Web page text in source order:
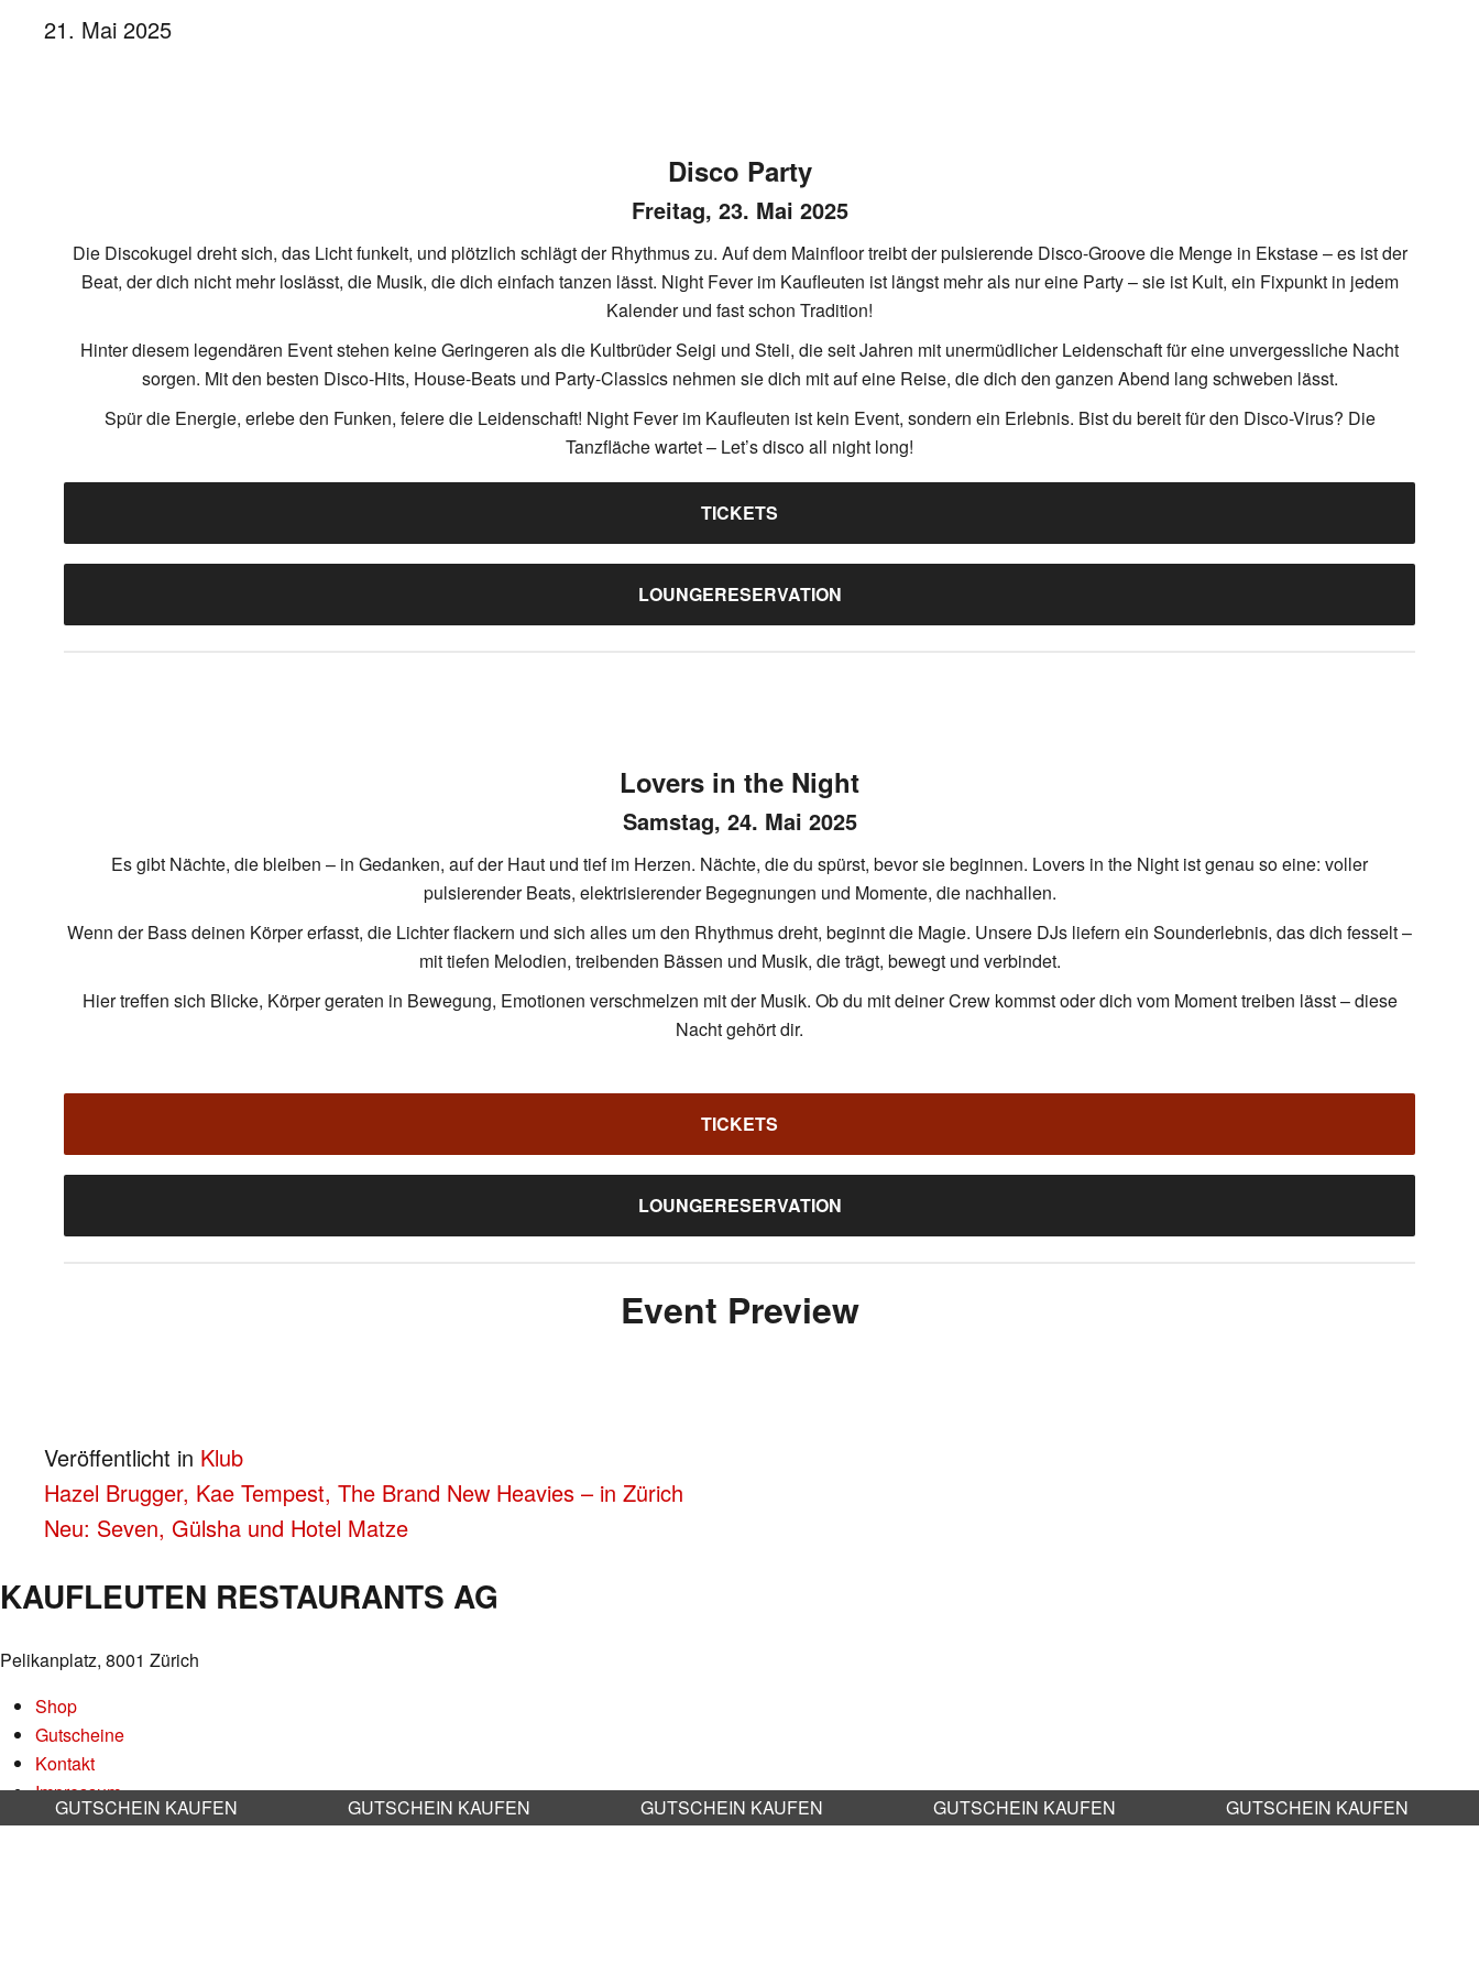
21. Mai 2025
Disco Party
Freitag, 23. Mai 2025
Die Discokugel dreht sich, das Licht funkelt, und plötzlich schlägt der Rhythmus zu. Auf dem Mainfloor treibt der pulsierende Disco-Groove die Menge in Ekstase – es ist der
Beat, der dich nicht mehr loslässt, die Musik, die dich einfach tanzen lässt. Night Fever im Kaufleuten ist längst mehr als nur eine Party – sie ist Kult, ein Fixpunkt in jedem
Kalender und fast schon Tradition!
Hinter diesem legendären Event stehen keine Geringeren als die Kultbrüder Seigi und Steli, die seit Jahren mit unermüdlicher Leidenschaft für eine unvergessliche Nacht
sorgen. Mit den besten Disco-Hits, House-Beats und Party-Classics nehmen sie dich mit auf eine Reise, die dich den ganzen Abend lang schweben lässt.
Spür die Energie, erlebe den Funken, feiere die Leidenschaft! Night Fever im Kaufleuten ist kein Event, sondern ein Erlebnis. Bist du bereit für den Disco-Virus? Die
Tanzfläche wartet – Let’s disco all night long!
TICKETS
LOUNGERESERVATION
Lovers in the Night
Samstag, 24. Mai 2025
Es gibt Nächte, die bleiben – in Gedanken, auf der Haut und tief im Herzen. Nächte, die du spürst, bevor sie beginnen. Lovers in the Night ist genau so eine: voller
pulsierender Beats, elektrisierender Begegnungen und Momente, die nachhallen.
Wenn der Bass deinen Körper erfasst, die Lichter flackern und sich alles um den Rhythmus dreht, beginnt die Magie. Unsere DJs liefern ein Sounderlebnis, das dich fesselt –
mit tiefen Melodien, treibenden Bässen und Musik, die trägt, bewegt und verbindet.
Hier treffen sich Blicke, Körper geraten in Bewegung, Emotionen verschmelzen mit der Musik. Ob du mit deiner Crew kommst oder dich vom Moment treiben lässt – diese
Nacht gehört dir.
TICKETS
LOUNGERESERVATION
Event Preview
Veröffentlicht in Klub
BEITRAGS-
NAVIGATION
Hazel Brugger, Kae Tempest, The Brand New Heavies – in Zürich
Neu: Seven, Gülsha und Hotel Matze
KAUFLEUTEN RESTAURANTS AG
Pelikanplatz, 8001 Zürich
Shop
Gutscheine
Kontakt
Impressum
Datenschutz
GUTSCHEIN KAUFEN GUTSCHEIN KAUFEN GUTSCHEIN KAUFEN GUTSCHEIN KAUFEN GUTSCHEIN KAUFEN